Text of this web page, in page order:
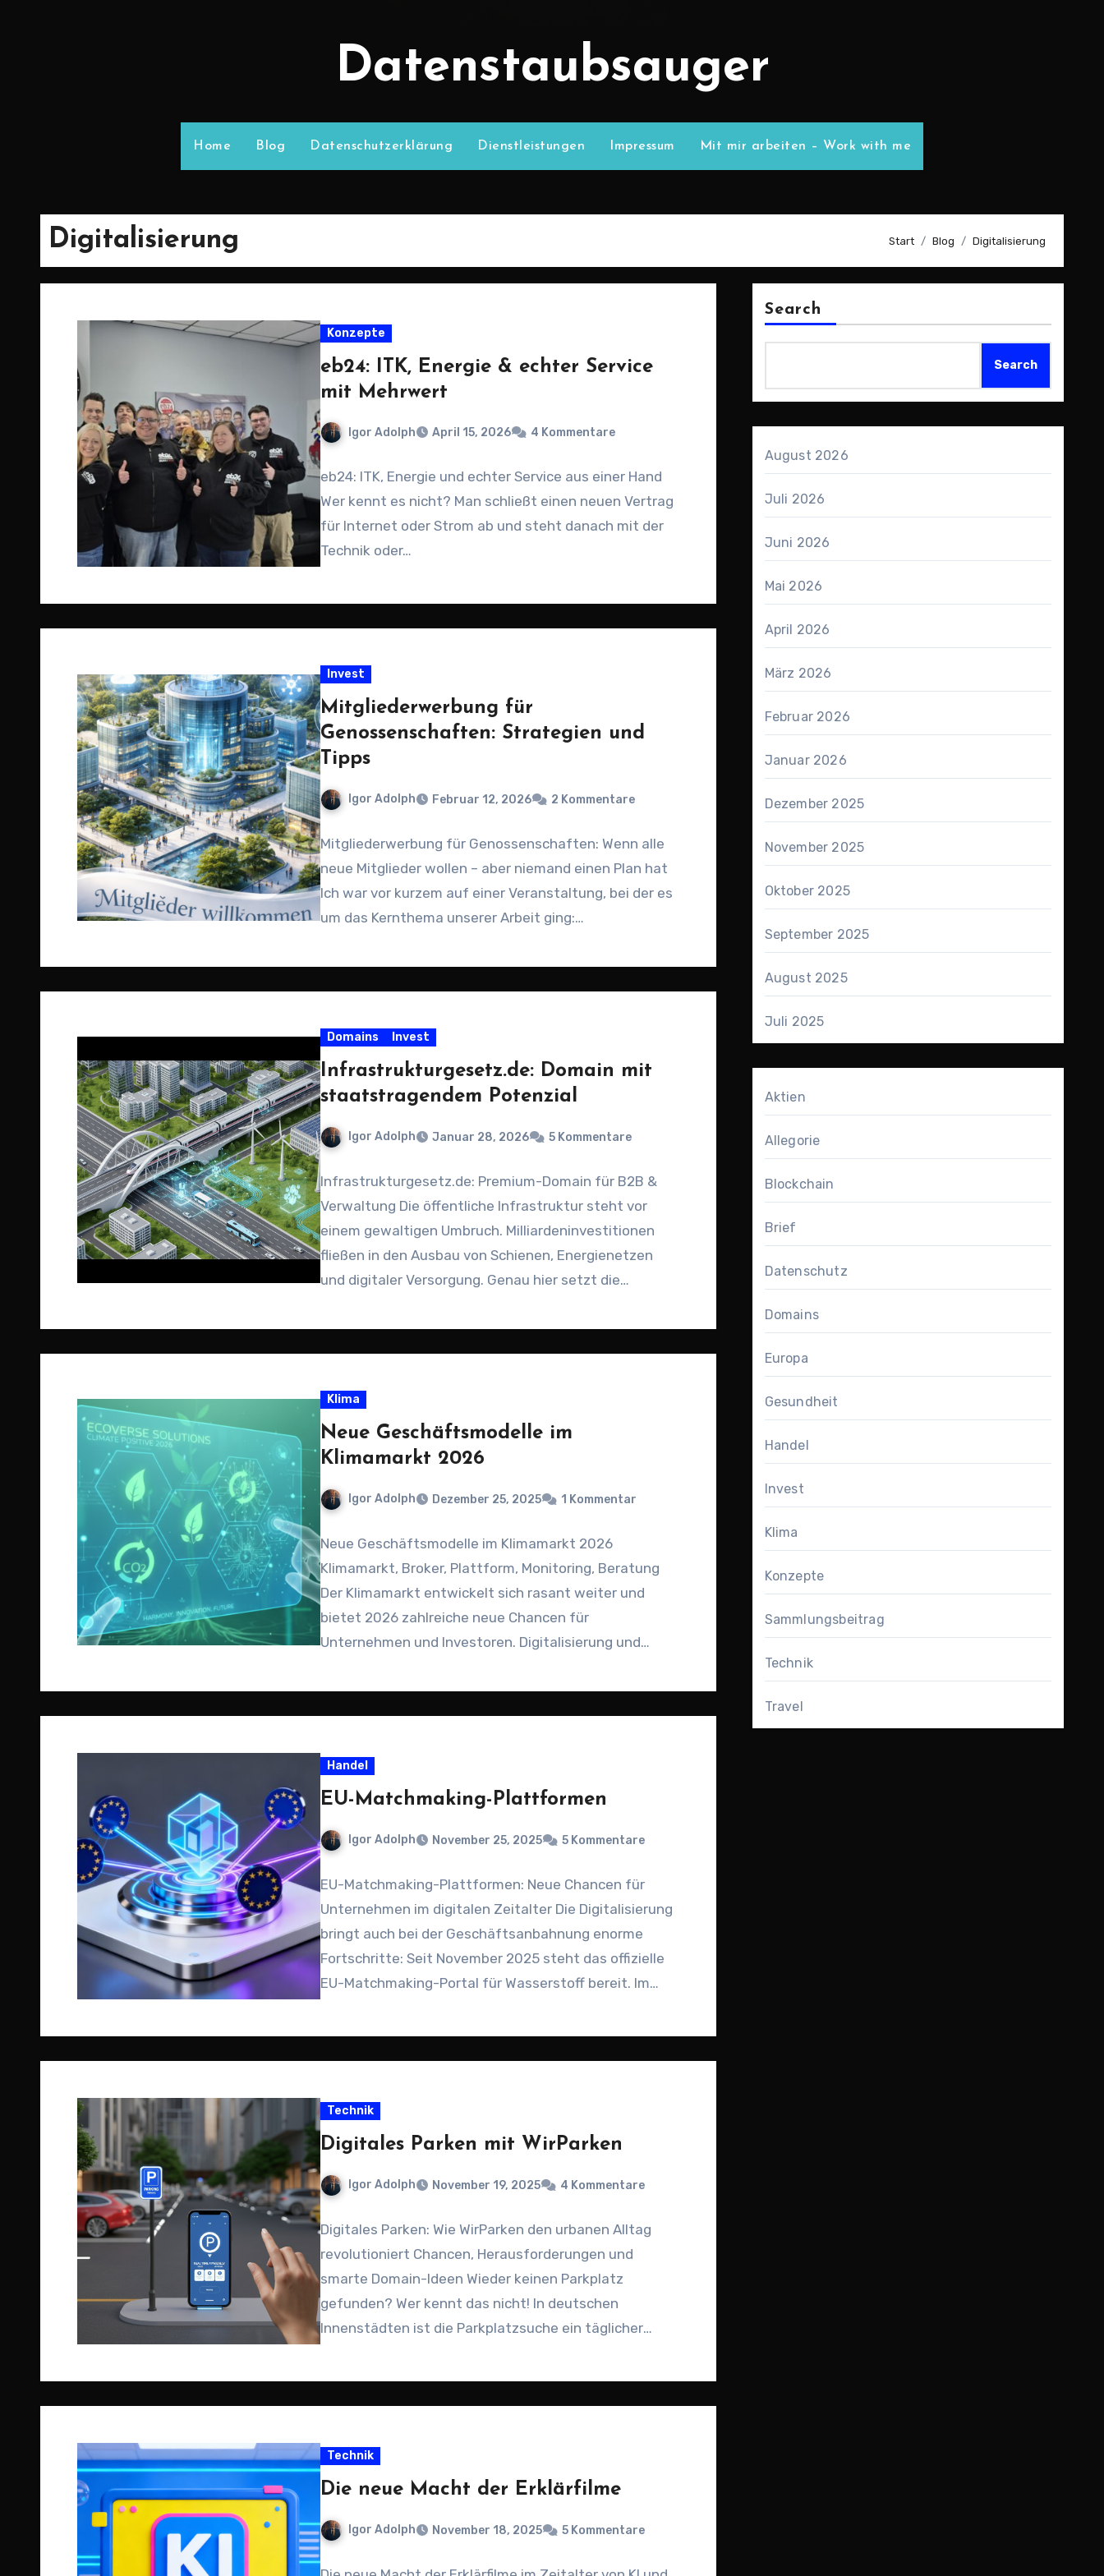
Datenstaubsauger
Home Blog Datenschutzerklärung Dienstleistungen Impressum Mit mir arbeiten – Work with me
Digitalisierung Start Blog Digitalisierung
Konzepte
eb24: ITK, Energie & echter Service
mit Mehrwert
Igor Adolph April 15, 2026 4 Kommentare
eb24: ITK, Energie und echter Service aus einer Hand
Wer kennt es nicht? Man schließt einen neuen Vertrag
für Internet oder Strom ab und steht danach mit der
Technik oder…
Invest
Mitgliederwerbung für
Genossenschaften: Strategien und
Tipps
Igor Adolph Februar 12, 2026 2 Kommentare
Mitgliederwerbung für Genossenschaften: Wenn alle
neue Mitglieder wollen – aber niemand einen Plan hat
Ich war vor kurzem auf einer Veranstaltung, bei der es
um das Kernthema unserer Arbeit ging:…
Domains Invest
Infrastrukturgesetz.de: Domain mit
staatstragendem Potenzial
Igor Adolph Januar 28, 2026 5 Kommentare
Infrastrukturgesetz.de: Premium-Domain für B2B &
Verwaltung Die öffentliche Infrastruktur steht vor
einem gewaltigen Umbruch. Milliardeninvestitionen
fließen in den Ausbau von Schienen, Energienetzen
und digitaler Versorgung. Genau hier setzt die
Klima
Neue Geschäftsmodelle im
Klimamarkt 2026
Igor Adolph Dezember 25, 2025 1 Kommentar
Neue Geschäftsmodelle im Klimamarkt 2026
Klimamarkt, Broker, Plattform, Monitoring, Beratung
Der Klimamarkt entwickelt sich rasant weiter und
bietet 2026 zahlreiche neue Chancen für
Unternehmen und Investoren. Digitalisierung und
Handel
EU-Matchmaking-Plattformen
Igor Adolph November 25, 2025 5 Kommentare
EU-Matchmaking-Plattformen: Neue Chancen für
Unternehmen im digitalen Zeitalter Die Digitalisierung
bringt auch bei der Geschäftsanbahnung enorme
Fortschritte: Seit November 2025 steht das offizielle
EU-Matchmaking-Portal für Wasserstoff bereit. Im
Technik
Digitales Parken mit WirParken
Igor Adolph November 19, 2025 4 Kommentare
Digitales Parken: Wie WirParken den urbanen Alltag
revolutioniert Chancen, Herausforderungen und
smarte Domain-Ideen Wieder keinen Parkplatz
gefunden? Wer kennt das nicht! In deutschen
Innenstädten ist die Parkplatzsuche ein täglicher
Technik
Die neue Macht der Erklärfilme
Igor Adolph November 18, 2025 5 Kommentare
Search
Search
August 2026
Juli 2026
Juni 2026
Mai 2026
April 2026
März 2026
Februar 2026
Januar 2026
Dezember 2025
November 2025
Oktober 2025
September 2025
August 2025
Juli 2025
Aktien
Allegorie
Blockchain
Brief
Datenschutz
Domains
Europa
Gesundheit
Handel
Invest
Klima
Konzepte
Sammlungsbeitrag
Technik
Travel